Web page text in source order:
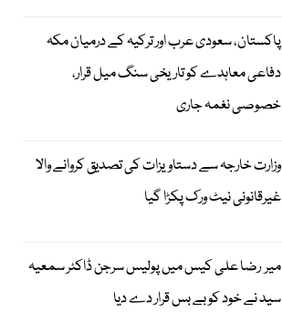
پاکستان، سعودی عرب اور ترکیہ کے درمیان مکہ
دفاعی معاہدے کو تاریخی سنگ میل قرار،
خصوصی نغمہ جاری
وزارت خارجہ سے دستاویزات کی تصدیق کروانے والا
غیرقانونی نیٹ ورک پکڑا گیا
میر رضا علی کیس میں پولیس سرجن ڈاکٹر سمعیہ
سید نے خود کو بے بس قرار دے دیا